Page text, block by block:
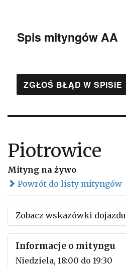
Spis mityngów AA
ZGŁOŚ BŁĄD W SPISIE
Piotrowice
Mityng na żywo
Powrót do listy mityngów
Zobacz wskazówki dojazdu
Informacje o mityngu
Niedziela, 18:00 do 19:30